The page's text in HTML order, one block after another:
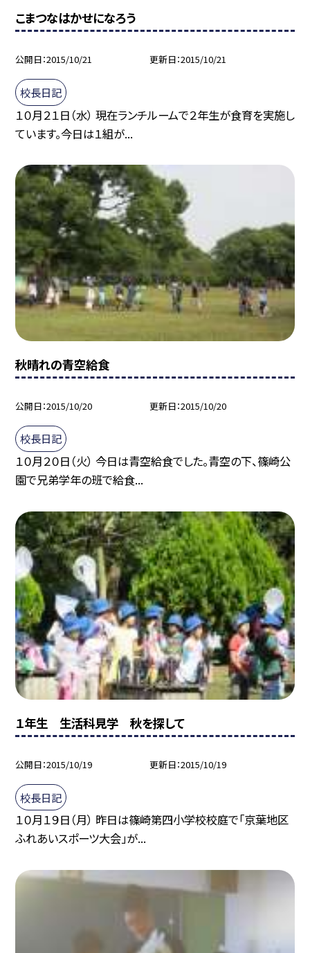
こまつなはかせになろう
公開日 2015/10/21 更新日 2015/10/21
校長日記
１０月２１日（水） 現在ランチルームで２年生が食育を実施し
ています。今日は１組が...
秋晴れの青空給食
公開日 2015/10/20 更新日 2015/10/20
校長日記
１０月２０日（火） 今日は青空給食でした。青空の下、篠崎公
園で兄弟学年の班で給食...
１年生 生活科見学 秋を探して
公開日 2015/10/19 更新日 2015/10/19
校長日記
１０月１９日（月） 昨日は篠崎第四小学校校庭で「京葉地区
ふれあいスポーツ大会」が...